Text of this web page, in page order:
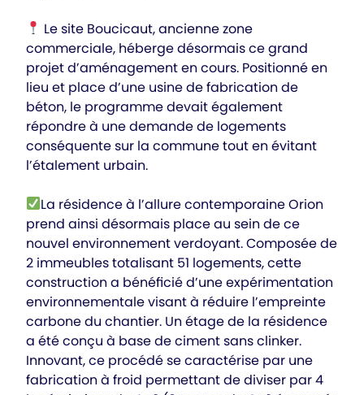
Le site Boucicaut, ancienne zone
commerciale, héberge désormais ce grand
projet d’aménagement en cours. Positionné en
lieu et place d’une usine de fabrication de
béton, le programme devait également
répondre à une demande de logements
conséquente sur la commune tout en évitant
l’étalement urbain.
La résidence à l’allure contemporaine Orion
prend ainsi désormais place au sein de ce
nouvel environnement verdoyant. Composée de
2 immeubles totalisant 51 logements, cette
construction a bénéficié d’une expérimentation
environnementale visant à réduire l’empreinte
carbone du chantier. Un étage de la résidence
a été conçu à base de ciment sans clinker.
Innovant, ce procédé se caractérise par une
fabrication à froid permettant de diviser par 4